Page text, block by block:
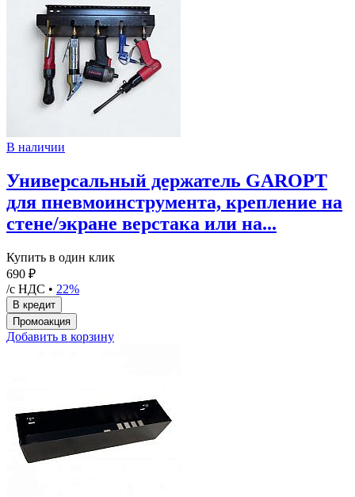
В наличии
Универсальный держатель GAROPT
для пневмоинструмента, крепление на
стене/экране верстака или на...
Купить в один клик
690 ₽
/с НДС • 22%
Добавить в корзину